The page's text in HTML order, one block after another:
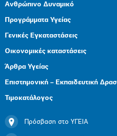
Ανθρώπινο Δυναμικό
Προγράμματα Υγείας
Γενικές Εγκαταστάσεις
Οικονομικές καταστάσεις
Άρθρα Υγείας
Επιστημονική – Εκπαιδευτική
Τιμοκατάλογος
Πρόσβαση στο ΥΓΕΙΑ